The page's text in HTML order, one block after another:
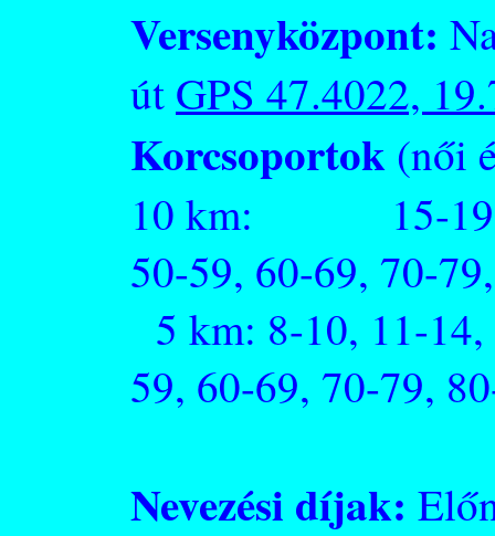
Versenyközpont:
út GPS 47.4022,
Korcsoportok (női
10 km: 15-
50-59, 60-69, 70-
5 km: 8-10, 11-
59, 60-69, 70-79,
Nevezési díjak: